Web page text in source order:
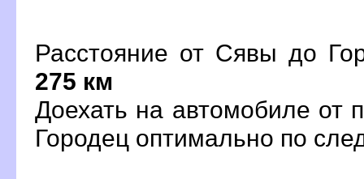
Расстояние от Сявы до
275 км
Доехать на автомобиле от
Городец оптимально по